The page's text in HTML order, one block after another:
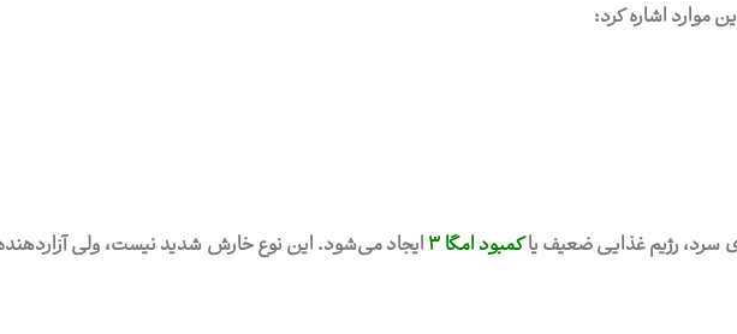
موارد اشاره کرد:
سرد، رژیم غذایی ضعیف یاکمبود امگا 3
ایجاد می‌شود. این نوع خارش شدید نیست، ولی